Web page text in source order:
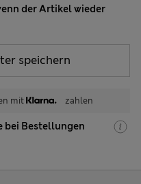
der Artikel wieder
speichern
mit zahlen
bei Bestellungen